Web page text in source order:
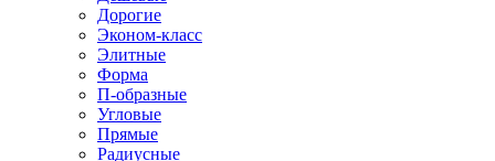
Дорогие
Эконом-класс
Элитные
Форма
П-образные
Угловые
Прямые
Радиусные